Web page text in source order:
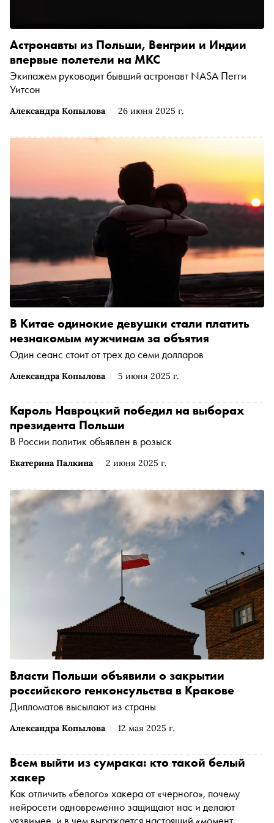
Александра Копылова 26 июня 2025 г.
Астронавты из Польши, Венгрии и Индии
впервые полетели на МКС
Экипажем руководит бывший астронавт NASA Пегги
Уитсон
Александра Копылова 5 июня 2025 г.
В Китае одинокие девушки стали платить
незнакомым мужчинам за объятия
Один сеанс стоит от трех до семи долларов
Екатерина Палкина 2 июня 2025 г.
Кароль Навроцкий победил на выборах
президента Польши
В России политик объявлен в розыск
Александра Копылова 12 мая 2025 г.
Власти Польши объявили о закрытии
российского генконсульства в Кракове
Дипломатов высылают из страны
Всем выйти из сумрака: кто такой белый
хакер
Как отличить «белого» хакера от «черного», почему
нейросети одновременно защищают нас и делают